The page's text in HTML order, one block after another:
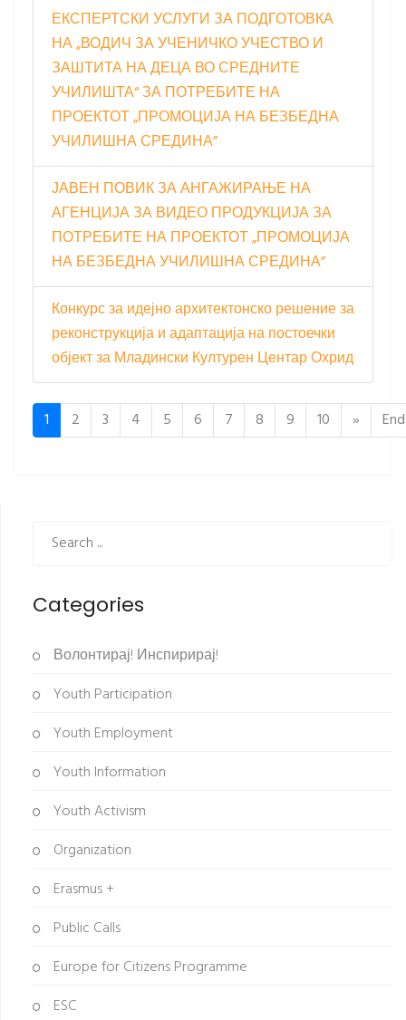
ЕКСПЕРТСКИ УСЛУГИ ЗА ПОДГОТОВКА
НА „ВОДИЧ ЗА УЧЕНИЧКО УЧЕСТВО И
ЗАШТИТА НА ДЕЦА ВО СРЕДНИТЕ
УЧИЛИШТА“ ЗА ПОТРЕБИТЕ НА
ПРОЕКТОТ „ПРОМОЦИЈА НА БЕЗБЕДНА
УЧИЛИШНА СРЕДИНА”
ЈАВЕН ПОВИК ЗА АНГАЖИРАЊЕ НА
АГЕНЦИЈА ЗА ВИДЕО ПРОДУКЦИЈА ЗА
ПОТРЕБИТЕ НА ПРОЕКТОТ „ПРОМОЦИЈА
НА БЕЗБЕДНА УЧИЛИШНА СРЕДИНА”
Конкурс за идејно архитектонско решение за
реконструкција и адаптација на постоечки
објект за Младински Културен Центар Охрид
1 2 3 4 5 6 7 8 9 10 » End
Categories
Волонтирај! Инспирирај!
Youth Participation
Youth Employment
Youth Information
Youth Activism
Organization
Erasmus +
Public Calls
Europe for Citizens Programme
ESC